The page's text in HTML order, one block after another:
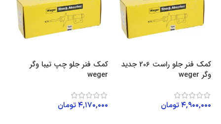
کمک فنر جلو راست 206 جدید
وگر weger
۴,۹۰۰,۰۰۰تومان
کمک فنر جلو چپ تیبا وگر
weger
۴,۱۷۰,۰۰۰تومان